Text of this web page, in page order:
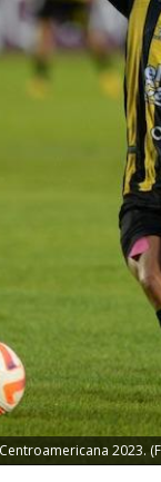
2023.